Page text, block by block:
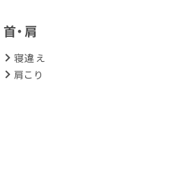
首・肩
寝違え
肩こり